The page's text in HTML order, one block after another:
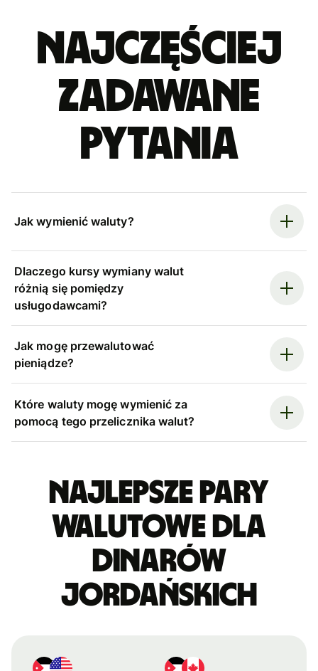
Najczęściej
zadawane
pytania
Jak wymienić waluty?
Dlaczego kursy wymiany walut
różnią się pomiędzy
usługodawcami?
Jak mogę przewalutować
pieniądze?
Które waluty mogę wymienić za
pomocą tego przelicznika walut?
Najlepsze pary
walutowe dla
dinarów
jordańskich